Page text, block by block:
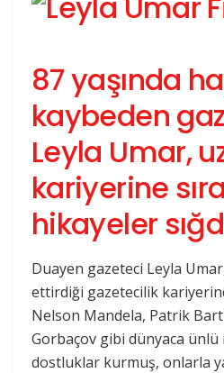
87 yaşında
kaybeden
Leyla Umar,
kariyerine
hikayeler
Duayen gazeteci Leyla
ettirdiği gazetecilik
Nelson Mandela, Patrik
Gorbaçov gibi dünyaca ünlü
dostluklar kurmuş, onlarla